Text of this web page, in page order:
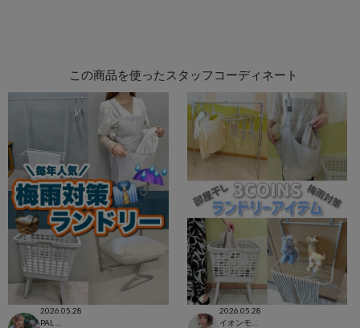
この商品を使ったスタッフコーディネート
2026.05.28
2026.05.28